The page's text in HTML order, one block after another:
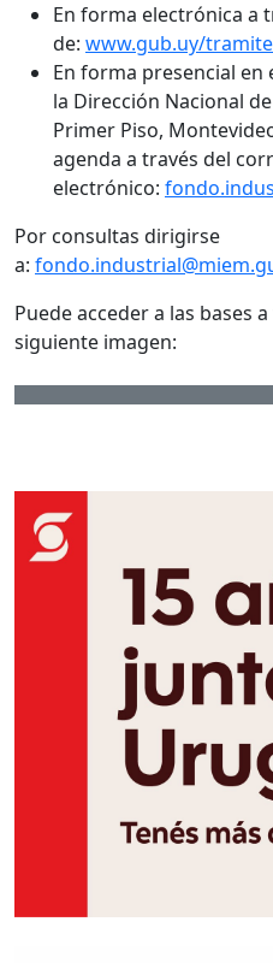
En forma electrónica a
de: www.gub.uy/
En forma presencial
la Dirección Nacional
Primer Piso,
agenda a través del
electrónico:
Por consultas dirigirse
a:
Puede acceder a las bases
siguiente imagen: